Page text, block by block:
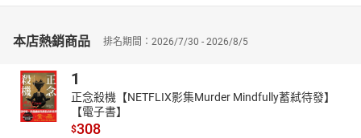
本店熱銷商品 排名期間：2026/7/30 - 2026/8/5
1
正念殺機【NETFLIX影集Murder Mindfully蓄弒待發】
【電子書】
$308